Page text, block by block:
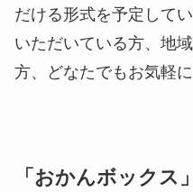
だける形式を予定して
いただいている方、地
方、どなたでもお気軽
「おかんボックス